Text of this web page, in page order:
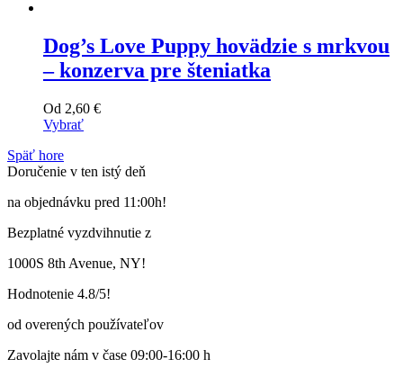
Dog’s Love Puppy hovädzie s mrkvou
– konzerva pre šteniatka
Od 2,60 €
Vybrať
výrobok
má
variantov.
si
vybrať
stránke
produktu
Späť hore
Doručenie v ten istý deň
na objednávku pred 11:00h!
Bezplatné vyzdvihnutie z
1000S 8th Avenue, NY!
Hodnotenie 4.8/5!
od overených používateľov
Zavolajte nám v čase 09:00-16:00 h